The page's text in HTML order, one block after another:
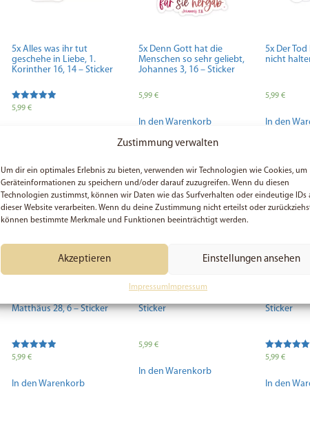
Zustimmung verwalten
Um dir ein optimales Erlebnis zu bieten, verwenden wir Technologien wie Cookies, um
Geräteinformationen zu speichern und/oder darauf zuzugreifen. Wenn du diesen
Technologien zustimmst, können wir Daten wie das Surfverhalten oder eindeutige IDs
dieser Website verarbeiten. Wenn du deine Zustimmung nicht erteilst oder
können bestimmte Merkmale und Funktionen beeinträchtigt werden.
Akzeptieren Einstellungen ansehen
Impressum Impressum
5x Alles was ihr tut
geschehe in Liebe, 1.
Korinther 16, 14 – Sticker
Bewertet mit
5,99 €
5x Denn Gott hat die
Menschen so sehr geliebt,
Johannes 3, 16 – Sticker
5,99 €
In den Warenkorb
5x Der
nicht
5,99 €
In den
Matthäus 28, 6 – Sticker
Bewertet mit
5,99 €
In den Warenkorb
Sticker
5,99 €
In den Warenkorb
5x
Sticker
Bewertet mit
5,99 €
In den